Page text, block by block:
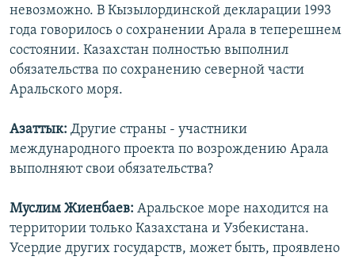
невозможно. В Кызылординской декларации 1993
года говорилось о сохранении Арала в теперешнем
состоянии. Казахстан полностью выполнил
обязательства по сохранению северной части
Аральского моря.
Азаттык: Другие страны - участники
международного проекта по возрождению Арала
выполняют свои обязательства?
Муслим Жиенбаев: Аральское море находится на
территории только Казахстана и Узбекистана.
Усердие других государств, может быть, проявлено